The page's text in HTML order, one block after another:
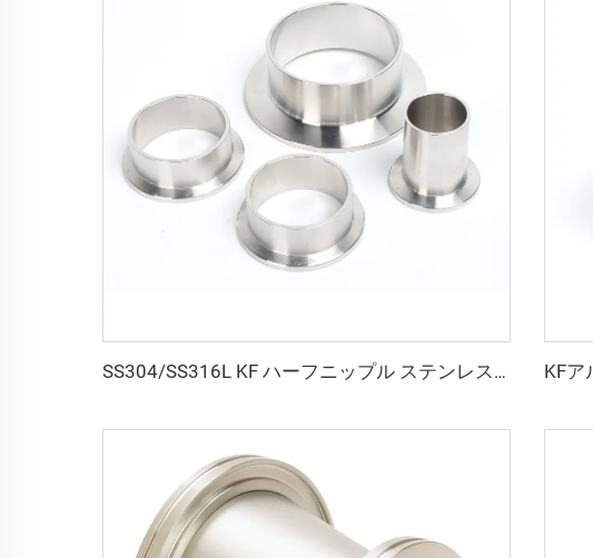
SS304/SS316L KF ハーフニップル ステンレス鋼 L=20/30/40/50/70mm バキュームKF/NW ソケット溶接フランジ KF16-KF50 高品質 NW10-NW50 バキューム溶接継手